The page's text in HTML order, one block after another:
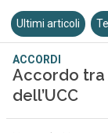
Ultimi articoli
ACCORDI
Accordo tra
dell’UCC